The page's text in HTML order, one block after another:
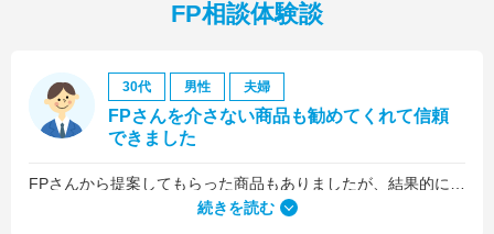
FP相談体験談
30代 男性 夫婦
FPさんを介さない商品も勧めてくれて信頼
できました
続きを読む